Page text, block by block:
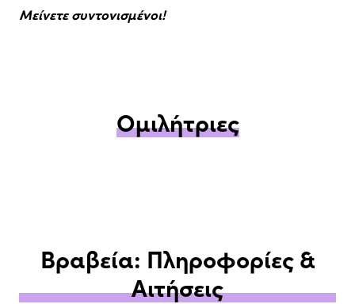
Μείνετε συντονισμένοι!
Ομιλήτριες
Βραβεία: Πληροφορίες &
Αιτήσεις